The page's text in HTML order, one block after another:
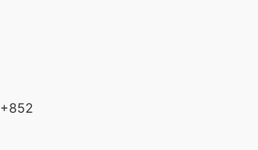
+852